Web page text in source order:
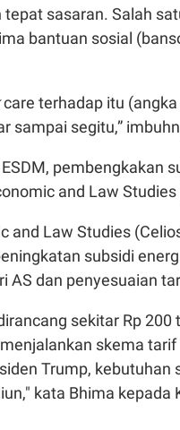
sasaran. Salah
bantuan sosial
care terhadap itu
sampai segitu,”
pembengkakan
and Law Studies
and Law Studies
subsidi
AS dan penyesuaian
sekitar Rp
skema
Trump, kebutuhan
kata Bhima kepada